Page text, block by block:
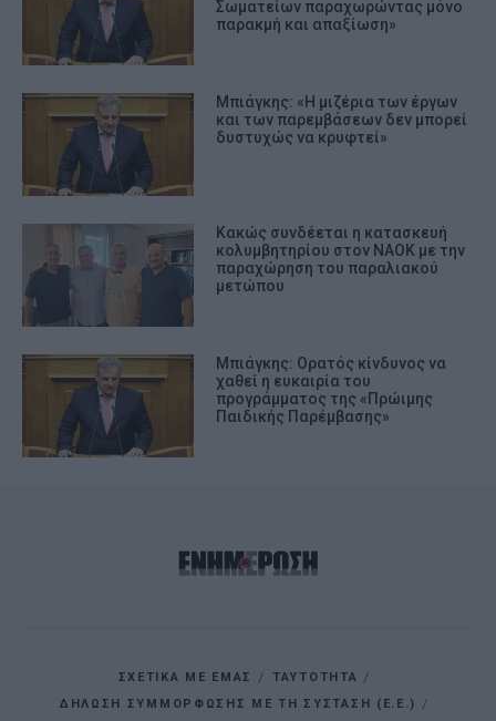
Σωματείων παραχωρώντας μόνο
παρακμή και απαξίωση»
Μπιάγκης: «Η μιζέρια των έργων
και των παρεμβάσεων δεν μπορεί
δυστυχώς να κρυφτεί»
Κακώς συνδέεται η κατασκευή
κολυμβητηρίου στον ΝΑΟΚ με την
παραχώρηση του παραλιακού
μετώπου
Μπιάγκης: Ορατός κίνδυνος να
χαθεί η ευκαιρία του
προγράμματος της «Πρώιμης
Παιδικής Παρέμβασης»
ΣΧΕΤΙΚΑ ΜΕ ΕΜΑΣ
ΤΑΥΤΟΤΗΤΑ
ΔΗΛΩΣΗ ΣΥΜΜΟΡΦΩΣΗΣ ΜΕ ΤΗ ΣΥΣΤΑΣΗ (Ε.Ε.)